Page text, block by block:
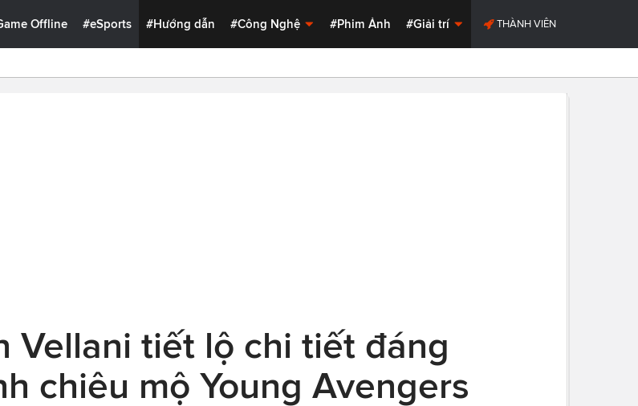
Offline #eSports #Hướng dẫn #Công Nghệ #Phim Ảnh #Giải trí THÀNH VIÊN
Vellani tiết lộ chi tiết đáng
chiêu mộ Young Avengers